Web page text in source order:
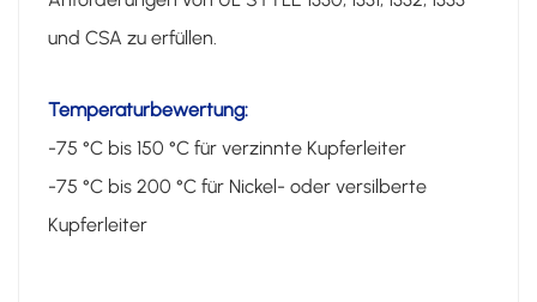
und CSA zu erfüllen.
Temperaturbewertung:
-75 °C bis 150 °C für verzinnte Kupferleiter
-75 °C bis 200 °C für Nickel- oder versilberte
Kupferleiter